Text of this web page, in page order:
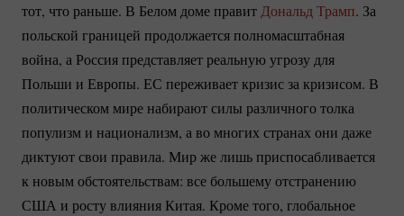
тот, что раньше. В Белом доме правитДональд Трамп. За
польской границей продолжается полномасштабная
война, а Россия представляет реальную угрозу для
Польши и Европы. ЕС переживает кризис за кризисом. В
политическом мире набирают силы различного толка
популизм и национализм, а во многих странах они даже
диктуют свои правила. Мир же лишь приспосабливается
к новым обстоятельствам: все большему отстранению
США и росту влияния Китая. Кроме того, глобальное